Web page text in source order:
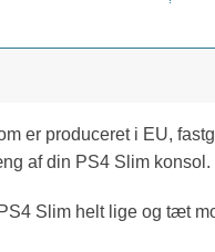
er produceret i EU,
af din PS4 Slim konsol.
Slim helt lige og tæt